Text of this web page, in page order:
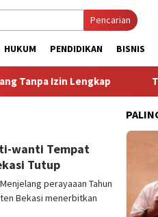
Pencarian
HUKUM PENDIDIKAN BISNIS
Lengkap Tegal Danas
wanti Tempat
Tutup
Menjelang perayaaan Tahun
Bekasi menerbitkan